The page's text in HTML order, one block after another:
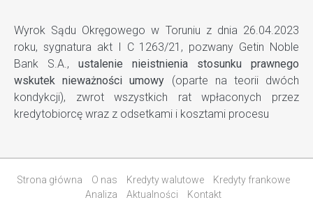
Wyrok Sądu Okręgowego w Toruniu z dnia 26.04.2023
roku, sygnatura akt I C 1263/21, pozwany Getin Noble
Bank S.A., ustalenie nieistnienia stosunku prawnego
wskutek nieważności umowy (oparte na teorii dwóch
kondykcji), zwrot wszystkich rat wpłaconych przez
kredytobiorcę wraz z odsetkami i kosztami procesu
Strona główna O nas Kredyty walutowe
Kredyty frankowe
Analiza
Aktualności Kontakt